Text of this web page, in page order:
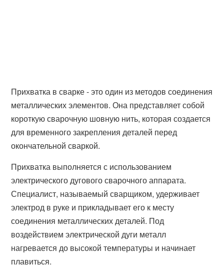
Прихватка в сварке - это один из методов соединения
металлических элементов. Она представляет собой
короткую сварочную шовную нить, которая создается
для временного закрепления деталей перед
окончательной сваркой.
Прихватка выполняется с использованием
электрического дугового сварочного аппарата.
Специалист, называемый сварщиком, удерживает
электрод в руке и прикладывает его к месту
соединения металлических деталей. Под
воздействием электрической дуги металл
нагревается до высокой температуры и начинает
плавиться.